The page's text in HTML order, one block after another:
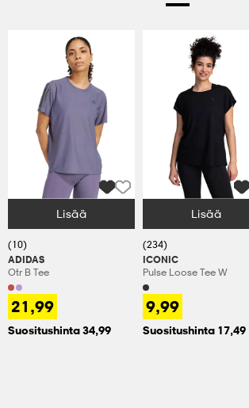
Valitse Koko
Lisää
(10)
ADIDAS
Otr B Tee
21,99
Suositushinta 34,99
Valitse Koko
Lisää
(234)
ICONIC
Pulse Loose Tee W
9,99
Suositushinta 17,49